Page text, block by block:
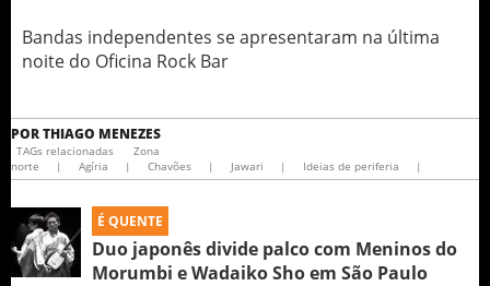
Bandas independentes se apresentaram na última
noite do Oficina Rock Bar
PORTHIAGO MENEZES
TAGs relacionadas
Zona
norte
| Agíria | Chavões | Jawari | Ideias de periferia |
É QUENTE
Duo japonês divide palco com Meninos do
Morumbi e Wadaiko Sho em São Paulo